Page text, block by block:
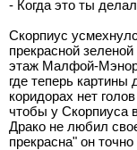
- Когда это ты
Скорпиус
прекрасной
этаж Малфой-
где теперь
коридорах нет
чтобы у Скорпиуса
Драко не любил
прекрасна" он точно